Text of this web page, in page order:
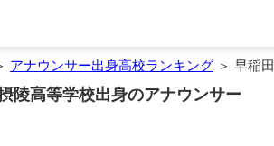
アナウンサー出身高校ランキング ＞ 早稲
陵高等学校出身のアナウンサー